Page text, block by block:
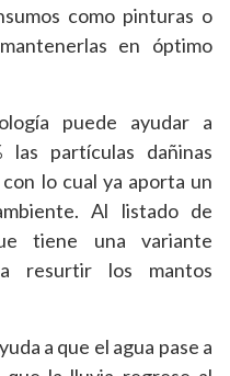
como pinturas o
en óptimo
puede ayudar a
partículas dañinas
lo cual ya aporta un
Al listado de
tiene una variante
resurtir los mantos
a que el agua pase a